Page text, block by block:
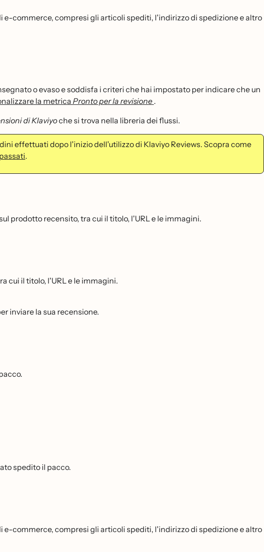
commerce, compresi gli articoli spediti, l'indirizzo di spedizione e altro
o evaso e soddisfa i criteri che hai impostato per indicare che un
la metricaPronto per la revisione .
di Klaviyoche si trova nella libreria dei flussi.
effettuati dopo l'inizio dell'utilizzo di Klaviyo Reviews. Scopra come
.
prodotto recensito, tra cui il titolo, l'URL e le immagini.
cui il titolo, l'URL e le immagini.
inviare la sua recensione.
spedito il pacco.
commerce, compresi gli articoli spediti, l'indirizzo di spedizione e altro